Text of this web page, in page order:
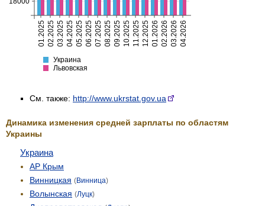
См. также: http://www.ukrstat.gov.ua
Динамика изменения средней зарплаты по областям
Украины
Украина
АР Крым
Винницкая (Винница)
Волынская (Луцк)